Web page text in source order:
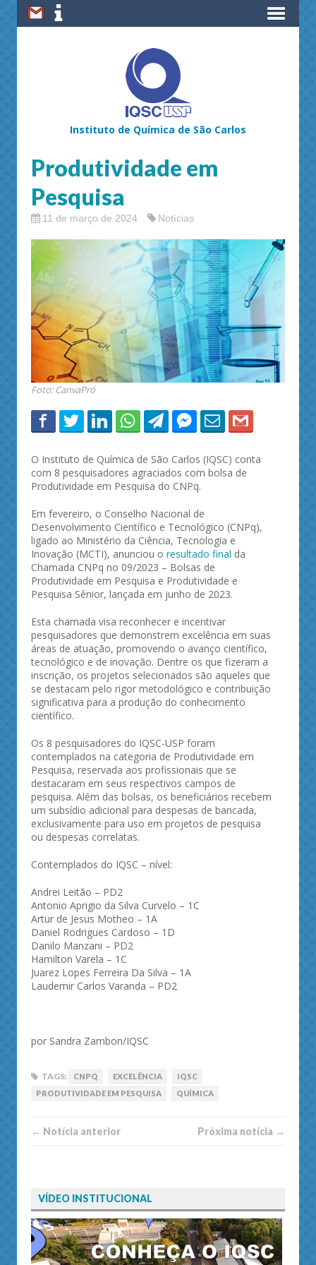
Instituto de Química de São Carlos
Produtividade em
Pesquisa
11 de março de 2024 Notícias
Foto: CanvaPró
O Instituto de Química de São Carlos (IQSC) conta
com 8 pesquisadores agraciados com bolsa de
Produtividade em Pesquisa do CNPq.
Em fevereiro, o Conselho Nacional de
Desenvolvimento Científico e Tecnológico (CNPq),
ligado ao Ministério da Ciência, Tecnologia e
Inovação (MCTI), anunciou o resultado final da
Chamada CNPq no 09/2023 – Bolsas de
Produtividade em Pesquisa e Produtividade e
Pesquisa Sênior, lançada em junho de 2023.
Esta chamada visa reconhecer e incentivar
pesquisadores que demonstrem excelência em suas
áreas de atuação, promovendo o avanço científico,
tecnológico e de inovação. Dentre os que fizeram a
inscrição, os projetos selecionados são aqueles que
se destacam pelo rigor metodológico e contribuição
significativa para a produção do conhecimento
científico.
Os 8 pesquisadores do IQSC-USP foram
contemplados na categoria de Produtividade em
Pesquisa, reservada aos profissionais que se
destacaram em seus respectivos campos de
pesquisa. Além das bolsas, os beneficiários recebem
um subsídio adicional para despesas de bancada,
exclusivamente para uso em projetos de pesquisa
ou despesas correlatas.
Contemplados do IQSC – nível:
Andrei Leitão – PD2
Antonio Aprigio da Silva Curvelo – 1C
Artur de Jesus Motheo – 1A
Daniel Rodrigues Cardoso – 1D
Danilo Manzani – PD2
Hamilton Varela – 1C
Juarez Lopes Ferreira Da Silva – 1A
Laudemir Carlos Varanda – PD2
por Sandra Zambon/IQSC
TAGS: CNPQ EXCELÊNCIA
IQSC
PRODUTIVIDADE EM PESQUISA
QUÍMICA
← Notí­cia anterior Próxima notí­­cia →
VÍDEO INSTITUCIONAL